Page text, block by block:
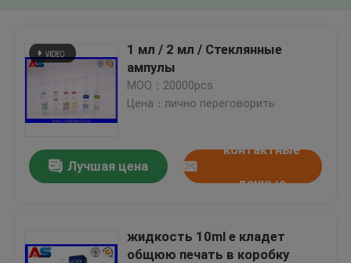
1 мл / 2 мл / Стеклянные
ампулы
MOQ：20000pcs
Цена：лично переговорить
Лучшая цена
контактные
данные
жидкость 10ml e кладет
общюю печать в коробку